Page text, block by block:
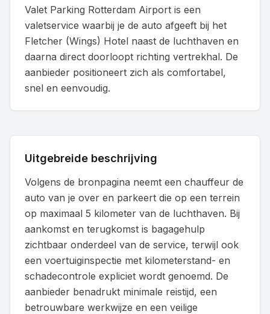
Valet Parking Rotterdam Airport is een
valetservice waarbij je de auto afgeeft bij het
Fletcher (Wings) Hotel naast de luchthaven en
daarna direct doorloopt richting vertrekhal. De
aanbieder positioneert zich als comfortabel,
snel en eenvoudig.
Uitgebreide beschrijving
Volgens de bronpagina neemt een chauffeur de
auto van je over en parkeert die op een terrein
op maximaal 5 kilometer van de luchthaven. Bij
aankomst en terugkomst is bagagehulp
zichtbaar onderdeel van de service, terwijl ook
een voertuiginspectie met kilometerstand- en
schadecontrole expliciet wordt genoemd. De
aanbieder benadrukt minimale reistijd, een
betrouwbare werkwijze en een veilige